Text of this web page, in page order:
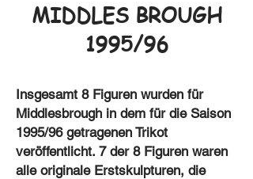
MIDDLES BROUGH
1995/96
Insgesamt 8 Figuren wurden für
Middlesbrough in dem für die Saison
1995/96 getragenen Trikot
veröffentlicht. 7 der 8 Figuren waren
alle originale Erstskulpturen, die